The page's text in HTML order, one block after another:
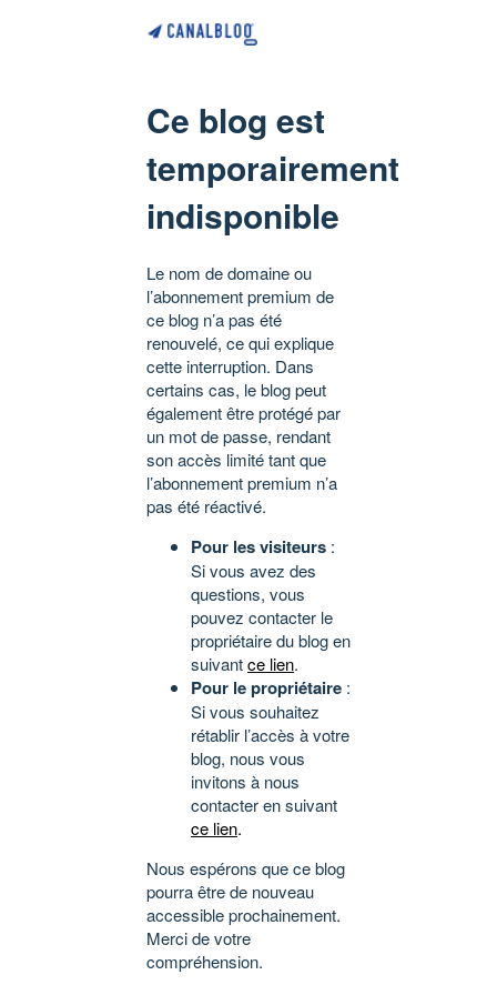
Ce blog est
temporairement
indisponible
Le nom de domaine ou
l’abonnement premium de
ce blog n’a pas été
renouvelé, ce qui explique
cette interruption. Dans
certains cas, le blog peut
également être protégé par
un mot de passe, rendant
son accès limité tant que
l’abonnement premium n’a
pas été réactivé.
Pour les visiteurs :
Si vous avez des
questions, vous
pouvez contacter le
propriétaire du blog en
suivantce lien.
Pour le propriétaire :
Si vous souhaitez
rétablir l’accès à votre
blog, nous vous
invitons à nous
contacter en suivant
ce lien.
Nous espérons que ce blog
pourra être de nouveau
accessible prochainement.
Merci de votre
compréhension.